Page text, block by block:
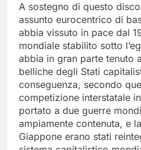
A sostegno di questo
assunto eurocentrico di
abbia vissuto in pace dal
mondiale stabilito sotto
abbia in gran parte tenuto
belliche degli Stati
conseguenza, secondo
competizione interstatale
portato a due guerre
ampiamente contenuta, e
Giappone erano stati